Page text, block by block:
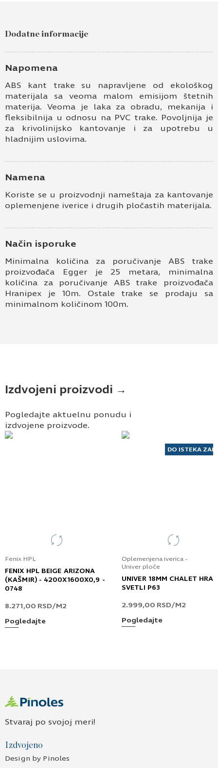
Dodatne informacije
Napomena
ABS kant trake su napravljene od ekološkog
materijala sa veoma malom emisijom štetnih
materija. Veoma je laka za obradu, mekanija i
fleksibilnija u odnosu na PVC trake. Povoljnija je
za krivolinijsko kantovanje i za upotrebu u
hladnijim uslovima.
Namena
Koriste se u proizvodnji nameštaja za kantovanje
oplemenjene iverice i drugih pločastih materijala.
Način isporuke
Minimalna količina za poručivanje ABS trake
proizvođača Egger je 25 metara, minimalna
količina za poručivanje ABS trake proizvođača
Hranipex je 10m. Ostale trake se prodaju sa
minimalnom količinom 100m.
Izdvojeni proizvodi →
Pogledajte aktuelnu ponudu i
izdvojene proizvode.
Fenix HPL
FENIX HPL BEIGE ARIZONA
(KAŠMIR) - 4200X1600X0,9 -
0748
8.271,00 RSD/M2
Pogledajte
DO ISTEKA
Oplemenjena iverica -
Univer ploče
UNIVER 18MM CHALET
SVETLI P63
2.999,00 RSD/M2
Pogledajte
Stvaraj po svojoj meri!
Izdvojeno
Design by Pinoles